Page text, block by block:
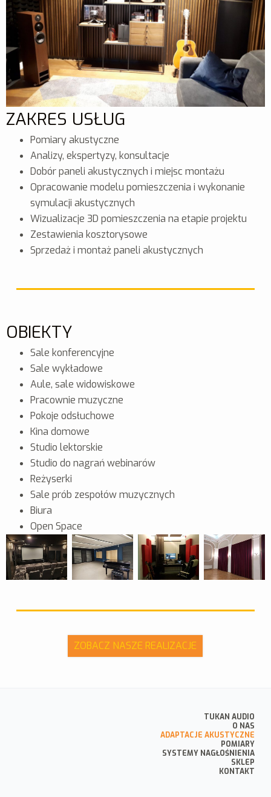
ZAKRES USŁUG
Pomiary akustyczne
Analizy, ekspertyzy, konsultacje
Dobór paneli akustycznych i miejsc montażu
Opracowanie modelu pomieszczenia i wykonanie
symulacji akustycznych
Wizualizacje 3D pomieszczenia na etapie projektu
Zestawienia kosztorysowe
Sprzedaż i montaż paneli akustycznych
OBIEKTY
Sale konferencyjne
Sale wykładowe
Aule, sale widowiskowe
Pracownie muzyczne
Pokoje odsłuchowe
Kina domowe
Studio lektorskie
Studio do nagrań webinarów
Reżyserki
Sale prób zespołów muzycznych
Biura
Open Space
ZOBACZ NASZE REALIZACJE
TUKAN AUDIO
O NAS
ADAPTACJE AKUSTYCZNE
POMIARY
SYSTEMY NAGŁOŚNIENIA
SKLEP
KONTAKT